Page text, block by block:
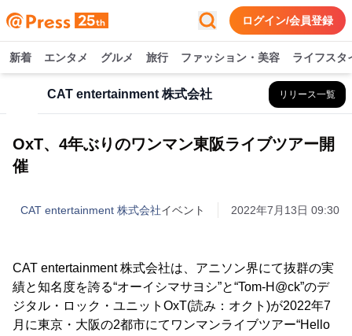
ログイン/会員登録
新着 エンタメ グルメ 旅行 ファッション・美容 ライフスタ
CAT entertainment 株式会社 リリース一覧
OxT、4年ぶりのワンマン東阪ライブツアー開
催
CAT entertainment 株式会社イベント 2022年7月13日 09:30
CAT entertainment 株式会社は、アニソン界にて抜群の実
績と知名度を誇る“オーイシマサヨシ”と“Tom-H@ck”のデ
ジタル・ロック・ユニットOxT(読み：オクト)が2022年7
月に東京・大阪の2都市にてワンマンライブツアー“Hello